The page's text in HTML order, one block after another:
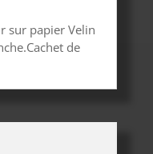
sur papier Velin
de